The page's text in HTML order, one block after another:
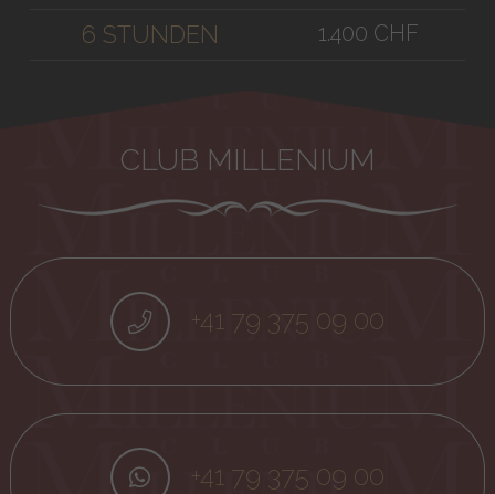
6 STUNDEN 1.400 CHF
CLUB MILLENIUM
+41 79 375 09 00
+41 79 375 09 00